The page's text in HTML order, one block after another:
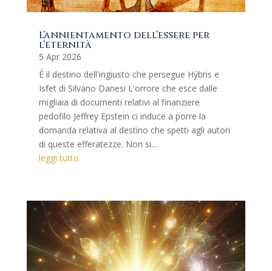
L’annientamento dell’essere per
l’eternità
5 Apr 2026
È il destino dell'ingiusto che persegue Hýbris e
Isfet di Silvano Danesi L'orrore che esce dalle
migliaia di documenti relativi al finanziere
pedofilo Jeffrey Epstein ci induce a porre la
domanda relativa al destino che spetti agli autori
di queste efferatezze. Non si...
leggi tutto